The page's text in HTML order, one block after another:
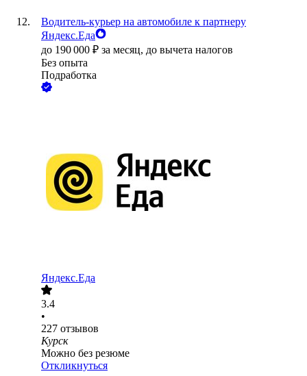
Водитель-курьер на автомобиле к партнеру
Яндекс.Еда
до 190 000 ₽ за месяц, до вычета налогов
Без опыта
Подработка
Яндекс.Еда
3.4
•
227 отзывов
Курск
Можно без резюме
Откликнуться